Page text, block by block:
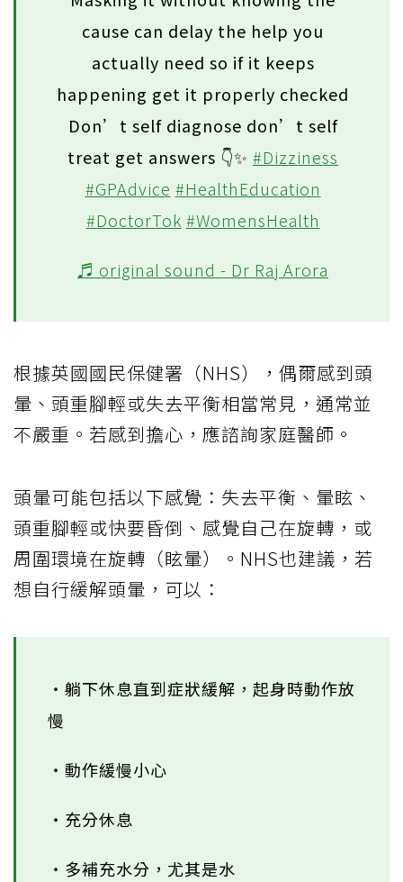
cause can delay the help you
actually need so if it keeps
happening get it properly checked
Don’t self diagnose don’t self
treat get answers 👇✨ #Dizziness
#GPAdvice #HealthEducation
#DoctorTok #WomensHealth
♬ original sound - Dr Raj Arora
根據英國國民保健署（NHS），偶爾感到頭
暈、頭重腳輕或失去平衡相當常見，通常並
不嚴重。若感到擔心，應諮詢家庭醫師。
頭暈可能包括以下感覺：失去平衡、暈眩、
頭重腳輕或快要昏倒、感覺自己在旋轉，或
周圍環境在旋轉（眩暈）。NHS也建議，若
想自行緩解頭暈，可以：
‧躺下休息直到症狀緩解，起身時動作放
慢
‧動作緩慢小心
‧充分休息
‧多補充水分，尤其是水